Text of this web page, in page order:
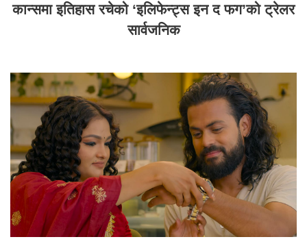
कान्समा इतिहास रचेको ‘इलिफेन्ट्स इन द फग’को ट्रेलर
सार्वजनिक